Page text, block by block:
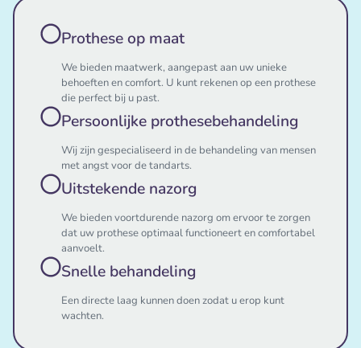
Prothese op maat
We bieden maatwerk, aangepast aan uw unieke
behoeften en comfort. U kunt rekenen op een prothese
die perfect bij u past.
Persoonlijke prothesebehandeling
Wij zijn gespecialiseerd in de behandeling van mensen
met angst voor de tandarts.
Uitstekende nazorg
We bieden voortdurende nazorg om ervoor te zorgen
dat uw prothese optimaal functioneert en comfortabel
aanvoelt.
Snelle behandeling
Een directe laag kunnen doen zodat u erop kunt
wachten.